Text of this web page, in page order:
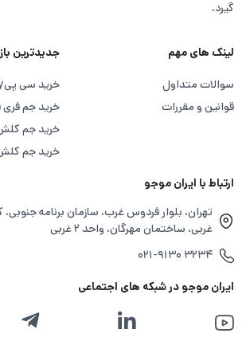
ساخت‌ وساز، طراحی مرحله و بازی‌های
کژوال هستید، روبلاکس همان جایی است که
ذهن شما را زنده کند. برای
دانلود بازی
چرا روبلاکس را انتخاب کنیم؟
گیرد.
لینک های مهم
سوالات متداول
قوانین و مقررات
جدیدترین
خرید سی پی
خرید جم فری
خرید جم
خرید جم
ارتباط با ایران موجو
غربی، ساختمان مهرگان، واحد ۲ غربی
۰۲۱-۹۱۳۰ ۳۲۳۴
ایران موجو در شبکه های اجتماعی